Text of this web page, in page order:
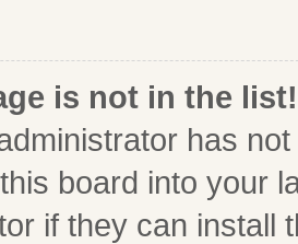
is not in the list!
has
board into your
if they can install